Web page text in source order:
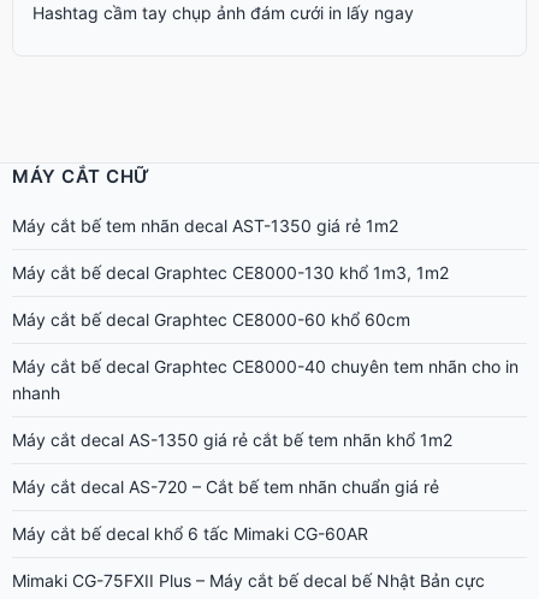
Hashtag cầm tay chụp ảnh đám cưới in lấy ngay
MÁY CẮT CHỮ
Máy cắt bế tem nhãn decal AST-1350 giá rẻ 1m2
Máy cắt bế decal Graphtec CE8000-130 khổ 1m3, 1m2
Máy cắt bế decal Graphtec CE8000-60 khổ 60cm
Máy cắt bế decal Graphtec CE8000-40 chuyên tem nhãn cho in
nhanh
Máy cắt decal AS-1350 giá rẻ cắt bế tem nhãn khổ 1m2
Máy cắt decal AS-720 – Cắt bế tem nhãn chuẩn giá rẻ
Máy cắt bế decal khổ 6 tấc Mimaki CG-60AR
Mimaki CG-75FXII Plus – Máy cắt bế decal bế Nhật Bản cực